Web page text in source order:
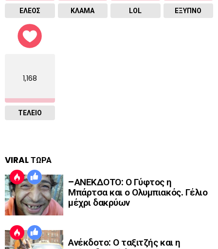
ΕΛΕΟΣ ΚΛΑΜΑ LOL ΈΞΥΠΝΟ
1,168
ΤΕΛΕΙΟ
VIRAL ΤΩΡΑ
–ΑΝΕΚΔΟΤΟ: Ο Γύφτος η
Μπάρτσα και ο Ολυμπιακός. Γέλιο
μέχρι δακρύων
Ανέκδοτο: Ο ταξιτζής και η